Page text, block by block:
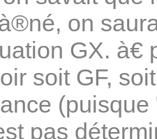
on
GX. à€
soit GF,
pas